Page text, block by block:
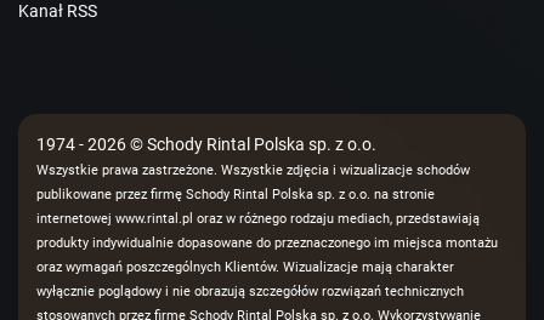
Kanał RSS
1974 - 2026 © Schody Rintal Polska sp. z o.o.
Wszystkie prawa zastrzeżone. Wszystkie zdjęcia i wizualizacje schodów
publikowane przez firmę Schody Rintal Polska sp. z o.o. na stronie
internetowej www.rintal.pl oraz w różnego rodzaju mediach, przedstawiają
produkty indywidualnie dopasowane do przeznaczonego im miejsca montażu
oraz wymagań poszczególnych Klientów. Wizualizacje mają charakter
wyłącznie poglądowy i nie obrazują szczegółów rozwiązań technicznych
stosowanych przez firmę Schody Rintal Polska sp. z o.o. Wykorzystywanie